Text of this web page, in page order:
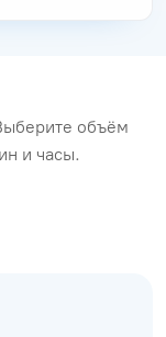
объём
и часы.